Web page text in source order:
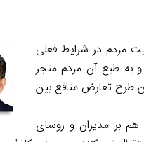
مردم در شرایط فعلی
به طبع آن مردم منجر
طرح تعارض منافع بین
بر مدیران و روسای